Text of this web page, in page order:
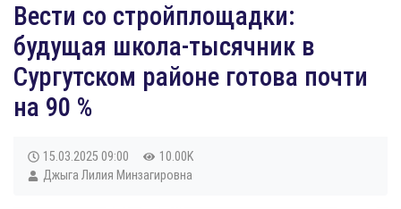
Вести со стройплощадки:
будущая школа-тысячник в
Сургутском районе готова почти
на 90 %
15.03.2025 09:00
10.00K
Джыга Лилия Минзагировна